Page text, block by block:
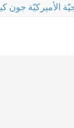
الأميركيّة جون